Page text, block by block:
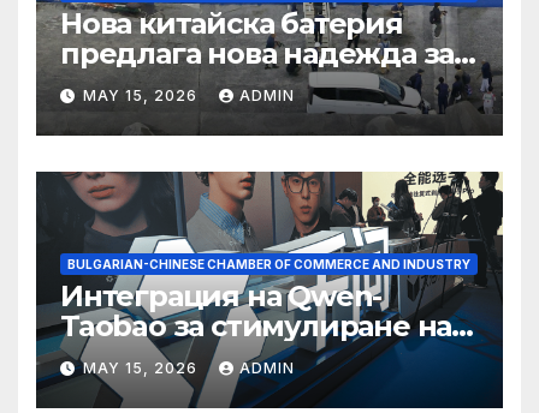
Нова китайска батерия
предлага нова надежда за
съхранение на водород
MAY 15, 2026 ADMIN
BULGARIAN-CHINESE CHAMBER OF COMMERCE AND INDUSTRY
Интеграция на Qwen-
Taobao за стимулиране на
пазаруването 618
MAY 15, 2026 ADMIN